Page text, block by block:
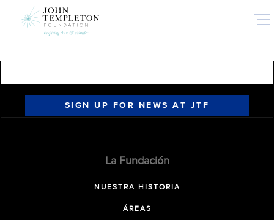
SIGN UP FOR NEWS AT JTF
La Fundación
NUESTRA HISTORIA
ÁREAS